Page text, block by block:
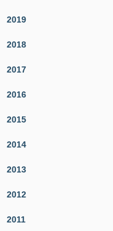
2019
2018
2017
2016
2015
2014
2013
2012
2011